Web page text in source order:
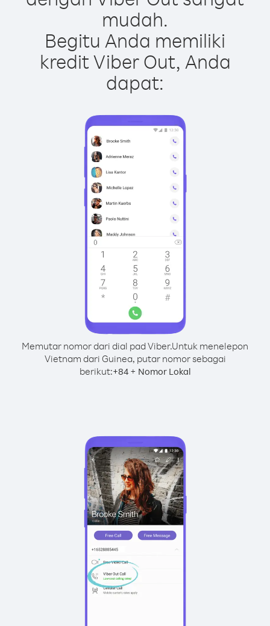
mudah.
Begitu Anda memiliki
kredit Viber Out, Anda
dapat:
Memutar nomor dari dial pad Viber.Untuk menelepon
Vietnam dari Guinea, putar nomor sebagai
berikut:+84+ Nomor Lokal